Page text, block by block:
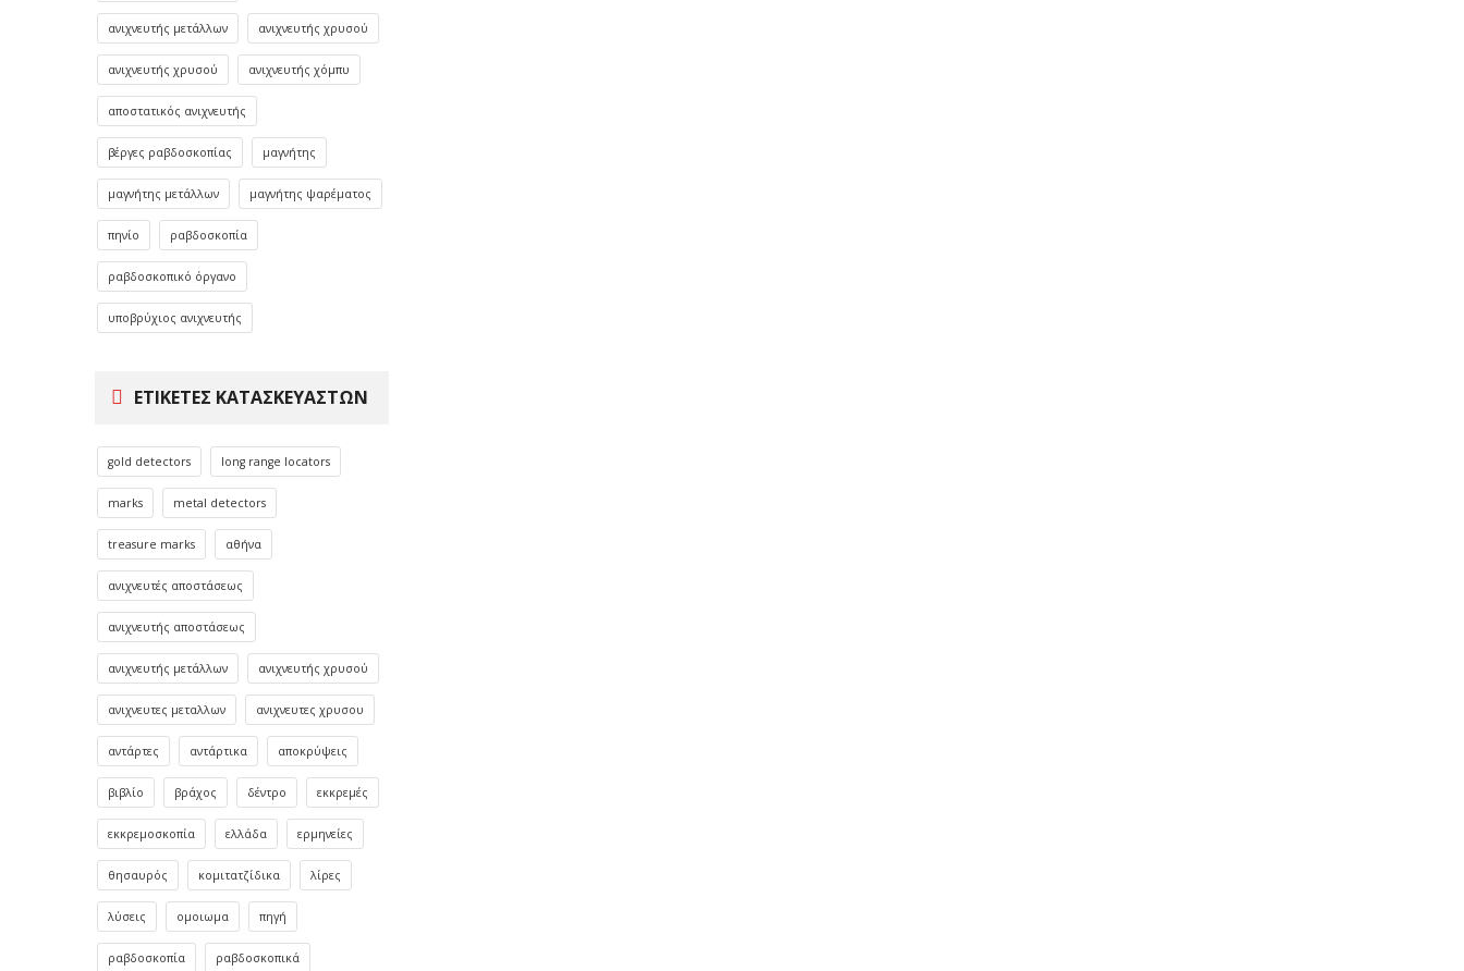
ανιχνευτής μετάλλων ανιχνευτής χρυσού
ανιχνευτής χρυσού ανιχνευτής χόμπυ
αποστατικός ανιχνευτής
βέργες ραβδοσκοπίας μαγνήτης
μαγνήτης μετάλλων μαγνήτης ψαρέματος
πηνίο ραβδοσκοπία
ραβδοσκοπικό όργανο
υποβρύχιος ανιχνευτής
ΕΤΙΚΈΤΕΣ ΚΑΤΑΣΚΕΥΑΣΤΏΝ
gold detectors long range locators
marks metal detectors
treasure marks αθήνα
ανιχνευτές αποστάσεως
ανιχνευτής αποστάσεως
ανιχνευτής μετάλλων ανιχνευτής χρυσού
ανιχνευτες μεταλλων ανιχνευτες χρυσου
αντάρτες αντάρτικα αποκρύψεις
βιβλίο βράχος δέντρο εκκρεμές
εκκρεμοσκοπία ελλάδα ερμηνείες
θησαυρός κομιτατζίδικα λίρες
λύσεις ομοιωμα πηγή
ραβδοσκοπία ραβδοσκοπικά